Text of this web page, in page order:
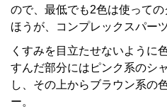
ので、最低でも2色は使って
ほうが、コンプレックスパー
くすみを目立たせないように
すんだ部分にはピンク系のシ
し、その上からブラウン系の
ー。